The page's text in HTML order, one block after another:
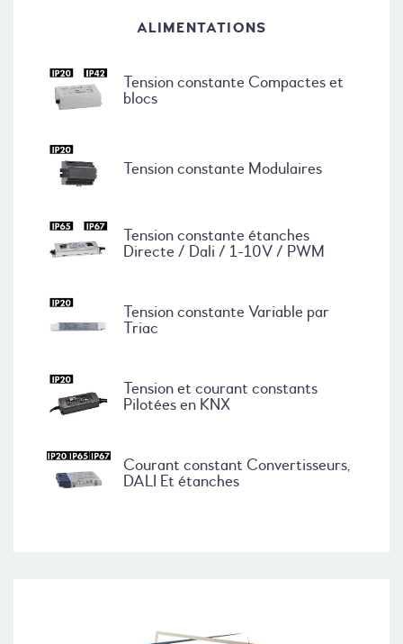
ALIMENTATIONS
Tension constante Compactes et
blocs
Tension constante Modulaires
Tension constante étanches
Directe / Dali / 1-10V / PWM
Tension constante Variable par
Triac
Tension et courant constants
Pilotées en KNX
Courant constant Convertisseurs,
DALI Et étanches